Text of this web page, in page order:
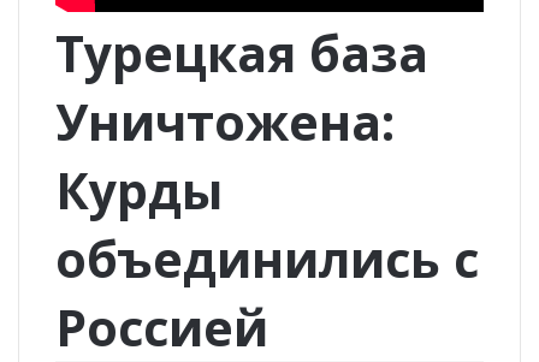
Турецкая база
Уничтожена:
Курды
объединились с
Россией